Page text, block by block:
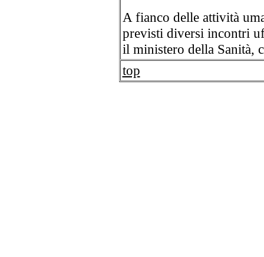
A fianco delle attività
previsti diversi incontri
il ministero della Sanità,
top